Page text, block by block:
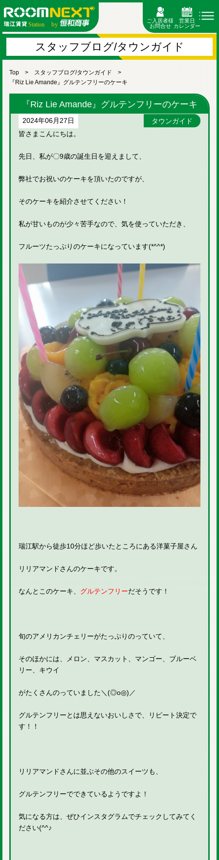
ご入居者様
お問合せ
営業日
カレンダー
スタッフブログ/タウンガイド
Top
スタッフブログ/タウンガイド
『Riz Lie Amande』グルテンフリーのケーキ
『Riz Lie Amande』グルテンフリーのケーキ
2024年06月27日
タウンガイド
皆さまこんにちは。
先日、私が〇9歳の誕生日を迎えまして、
弊社でお祝いのケーキを頂いたのですが、
そのケーキを紹介させてください！
私が甘いものが少々苦手なので、気を使っていただき、
フルーツたっぷりのケーキになっています(*^^*)
瑞江駅から徒歩10分ほど歩いたところにある洋菓子屋さん
リリアマンドさんのケーキです。
なんとこのケーキ、 グルテンフリーだそうです！
旬のアメリカンチェリーがたっぷりのっていて、
そのほかには、メロン、マスカット、マンゴー、ブルーベ
リー、キウイ
がたくさんのっていました＼(◎o◎)／
グルテンフリーとは思えないおいしさで、リピート決定で
す！！
リリアマンドさんに並ぶその他のスイーツも、
グルテンフリーでできているようですよ！
気になる方は、ぜひインスタグラムでチェックしてみてく
ださい(^^♪